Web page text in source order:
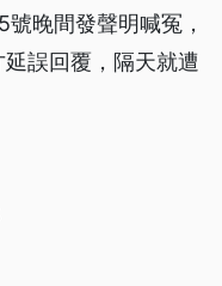
晚間發聲明喊冤，
誤回覆，隔天就遭